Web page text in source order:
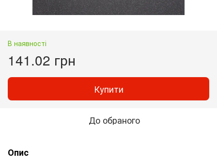
В наявності
141.02 грн
Купити
До обраного
Опис